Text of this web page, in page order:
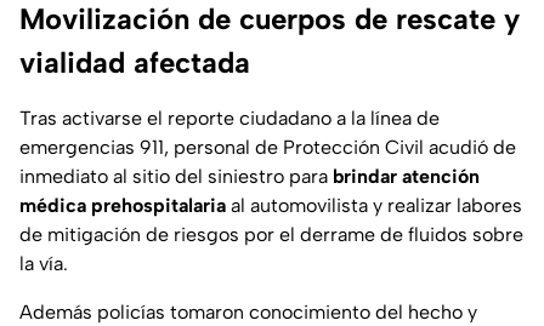
Movilización de cuerpos de rescate y
vialidad afectada
Tras activarse el reporte ciudadano a la línea de
emergencias 911, personal de Protección Civil acudió de
inmediato al sitio del siniestro para brindar atención
médica prehospitalaria al automovilista y realizar labores
de mitigación de riesgos por el derrame de fluidos sobre
la vía.
Además policías tomaron conocimiento del hecho y